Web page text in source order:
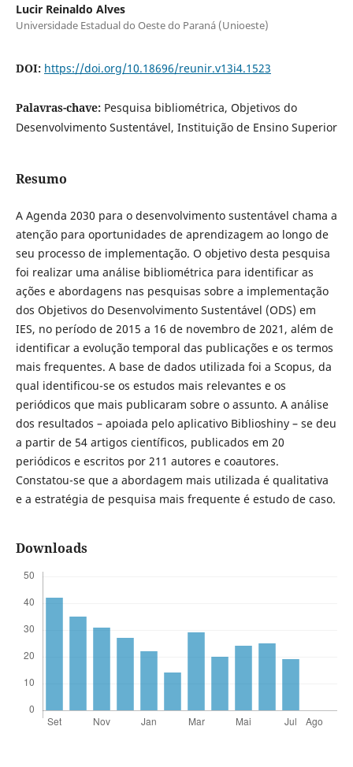
Lucir Reinaldo Alves
Universidade Estadual do Oeste do Paraná (Unioeste)
DOI: https://doi.org/10.18696/reunir.v13i4.1523
Palavras-chave: Pesquisa bibliométrica, Objetivos do
Desenvolvimento Sustentável, Instituição de Ensino Superior
Resumo
A Agenda 2030 para o desenvolvimento sustentável chama a
atenção para oportunidades de aprendizagem ao longo de
seu processo de implementação. O objetivo desta pesquisa
foi realizar uma análise bibliométrica para identificar as
ações e abordagens nas pesquisas sobre a implementação
dos Objetivos do Desenvolvimento Sustentável (ODS) em
IES, no período de 2015 a 16 de novembro de 2021, além de
identificar a evolução temporal das publicações e os termos
mais frequentes. A base de dados utilizada foi a Scopus, da
qual identificou-se os estudos mais relevantes e os
periódicos que mais publicaram sobre o assunto. A análise
dos resultados – apoiada pelo aplicativo Biblioshiny – se deu
a partir de 54 artigos científicos, publicados em 20
periódicos e escritos por 211 autores e coautores.
Constatou-se que a abordagem mais utilizada é qualitativa
e a estratégia de pesquisa mais frequente é estudo de caso.
Downloads